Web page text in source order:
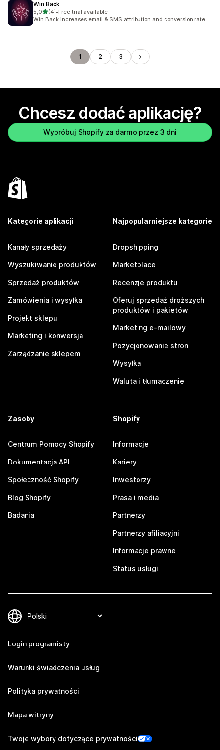
Win Back
5,0na 5 gwiazdek
(4)
Łączna liczba recenzji: 4
•Free trial available
Win Back increases email & SMS attribution and conversion rate
1 2 3
Chcesz dodać aplikację?
Wypróbuj Shopify za darmo przez 3 dni
Kategorie aplikacji
Kanały sprzedaży
Wyszukiwanie produktów
Sprzedaż produktów
Zamówienia i wysyłka
Projekt sklepu
Marketing i konwersja
Zarządzanie sklepem
Najpopularniejsze kategorie
Dropshipping
Marketplace
Recenzje produktu
Oferuj sprzedaż droższych
produktów i pakietów
Marketing e-mailowy
Pozycjonowanie stron
Wysyłka
Waluta i tłumaczenie
Zasoby
Centrum Pomocy Shopify
Dokumentacja API
Społeczność Shopify
Blog Shopify
Badania
Shopify
Informacje
Kariery
Inwestorzy
Prasa i media
Partnerzy
Partnerzy afiliacyjni
Informacje prawne
Status usługi
Login programisty
Warunki świadczenia usług
Polityka prywatności
Mapa witryny
Twoje wybory dotyczące prywatności